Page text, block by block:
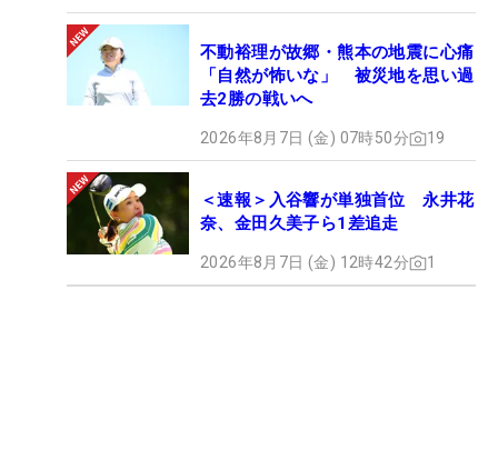
不動裕理が故郷・熊本の地震に心痛
「自然が怖いな」 被災地を思い過
去2勝の戦いへ
2026年8月7日 (金) 07時50分 19
＜速報＞入谷響が単独首位 永井花
奈、金田久美子ら1差追走
2026年8月7日 (金) 12時42分 1